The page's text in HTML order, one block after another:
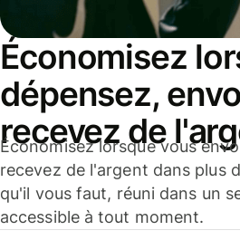
Économisez
dépensez,
recevez de
Économisez lorsque vous
recevez de l'argent dans plus
qu'il vous faut, réuni dans un
accessible à tout moment.